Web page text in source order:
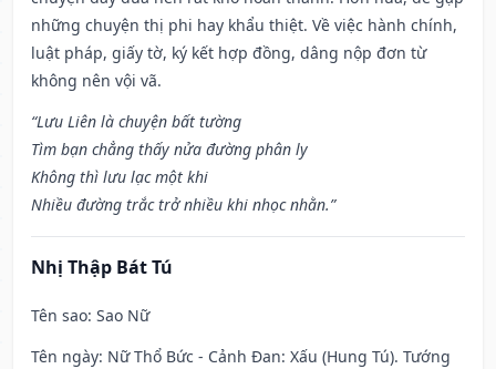
những chuyện thị phi hay khẩu thiệt. Về việc hành chính,
luật pháp, giấy tờ, ký kết hợp đồng, dâng nộp đơn từ
không nên vội vã.
“Lưu Liên là chuyện bất tường
Tìm bạn chẳng thấy nửa đường phân ly
Không thì lưu lạc một khi
Nhiều đường trắc trở nhiều khi nhọc nhằn.”
Nhị Thập Bát Tú
Tên sao: Sao Nữ
Tên ngày: Nữ Thổ Bức - Cảnh Đan: Xấu (Hung Tú). Tướng